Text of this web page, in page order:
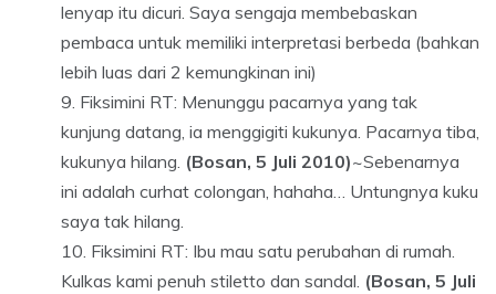
lenyap itu dicuri. Saya sengaja membebaskan
pembaca untuk memiliki interpretasi berbeda (bahkan
lebih luas dari 2 kemungkinan ini)
Fiksimini RT: Menunggu pacarnya yang tak
kunjung datang, ia menggigiti kukunya. Pacarnya tiba,
kukunya hilang. (Bosan, 5 Juli 2010)~Sebenarnya
ini adalah curhat colongan, hahaha… Untungnya kuku
saya tak hilang.
Fiksimini RT: Ibu mau satu perubahan di rumah.
Kulkas kami penuh stiletto dan sandal. (Bosan, 5 Juli